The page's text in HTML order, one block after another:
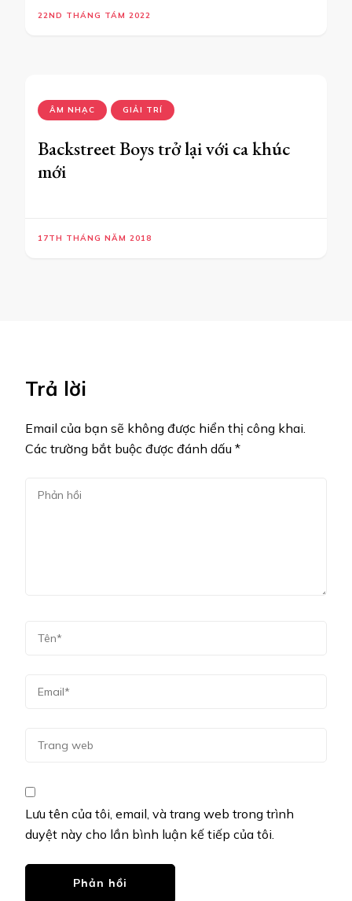
22ND THÁNG TÁM 2022
ÂM NHẠC GIẢI TRÍ
Backstreet Boys trở lại với ca khúc
mới
17TH THÁNG NĂM 2018
Trả lời
Email của bạn sẽ không được hiển thị công khai.
Các trường bắt buộc được đánh dấu *
Lưu tên của tôi, email, và trang web trong trình
duyệt này cho lần bình luận kế tiếp của tôi.